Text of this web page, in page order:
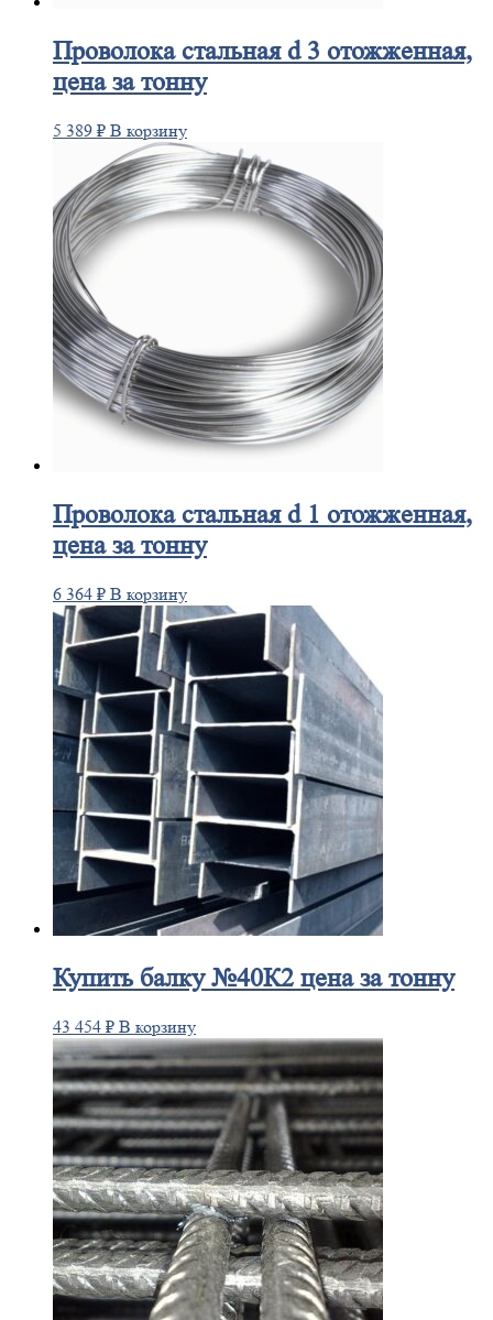
Проволокастальная d 3 отожженная,
цена за тонну
5 389 ₽ В корзину
Проволокастальная d 1 отожженная,
цена за тонну
6 364 ₽ В корзину
Купитьбалку №40К2 цена за тонну
43 454 ₽ В корзину